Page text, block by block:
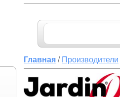
Главная / Производители